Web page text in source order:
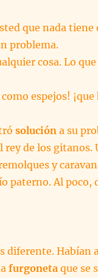
que nada tiene
problema.
cosa. Lo
espejos!
solución a su
de los gitanos.
y
paterno. Al poco,
diferente. Habían
furgoneta que se